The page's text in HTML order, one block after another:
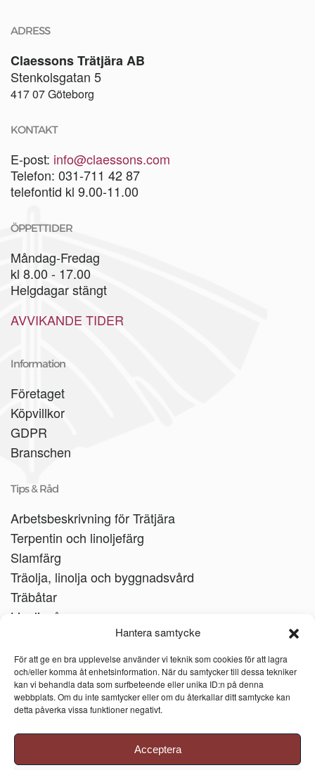
Hantera samtycke
För att ge en bra upplevelse använder vi teknik som cookies för att lagra
och/eller komma åt enhetsinformation. När du samtycker till dessa tekniker
kan vi behandla data som surfbeteende eller unika ID:n på denna
webbplats. Om du inte samtycker eller om du återkallar ditt samtycke kan
detta påverka vissa funktioner negativt.
Acceptera
ADRESS
Claessons Trätjära AB
Stenkolsgatan 5
417 07 Göteborg
KONTAKT
E-post: info@claessons.com
Telefon: 031-711 42 87
telefontid kl 9.00-11.00
ÖPPETTIDER
Måndag-Fredag
kl 8.00 - 17.00
Helgdagar stängt
AVVIKANDE TIDER
Information
Företaget
Köpvillkor
GDPR
Branschen
Tips & Råd
Arbetsbeskrivning för Trätjära
Terpentin och linoljefärg
Slamfärg
Träolja, linolja och byggnadsvård
Träbåtar
Linoljesåpa